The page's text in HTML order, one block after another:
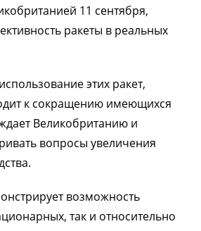
11 сентября,
ракеты в реальных
этих ракет,
к сокращению имеющихся
Великобританию и
вопросы увеличения
возможность
так и относительно